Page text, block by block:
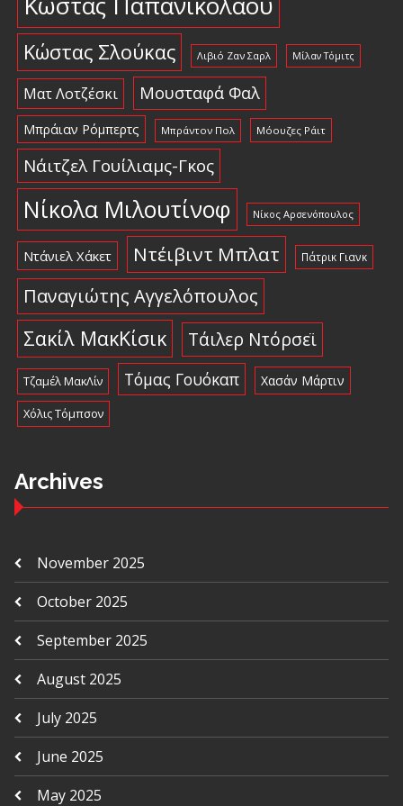
Κώστας Σλούκας Λιβιό Ζαν Σαρλ Μίλαν Τόμιτς
Ματ Λοτζέσκι Μουσταφά Φαλ
Μπράιαν Ρόμπερτς Μπράντον Πολ Μόουζες Ράιτ
Νάιτζελ Γουίλιαμς-Γκος
Νίκολα Μιλουτίνοφ Νίκος Αρσενόπουλος
Ντάνιελ Χάκετ Ντέιβιντ Μπλατ Πάτρικ Γιανκ
Παναγιώτης Αγγελόπουλος
Σακίλ ΜακΚίσικ Τάιλερ Ντόρσεϊ
Τζαμέλ ΜακΛίν Τόμας Γουόκαπ Χασάν Μάρτιν
Χόλις Τόμπσον
Archives
November 2025
October 2025
September 2025
August 2025
July 2025
June 2025
May 2025